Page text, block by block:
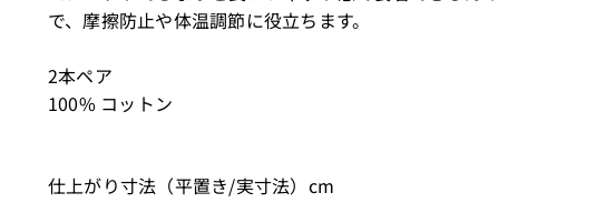
で、摩擦防止や体温調節に役立ちます。
2本ペア
100% コットン
仕上がり寸法（平置き/実寸法）cm